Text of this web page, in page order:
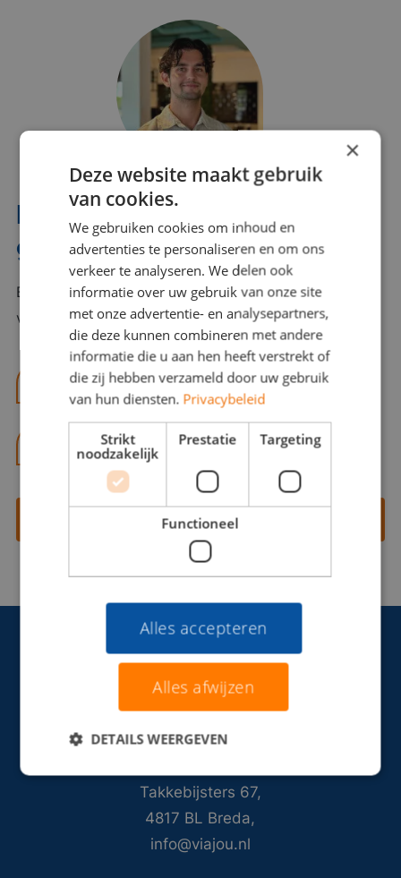
Interesse? Benno helpt je
graag verder!
Bel of mail Benno met al jouw vragen. Benno staat
voor je klaar en helpt je graag!
benno@viajou.nl
06 13 28 62 71
Contact opnemen
Takkebijsters 67,
4817 BL Breda,
info@viajou.nl
×
Deze website maakt gebruik
van cookies.
We gebruiken cookies om inhoud en
advertenties te personaliseren en om ons
verkeer te analyseren. We delen ook
informatie over uw gebruik van onze site
met onze advertentie- en analysepartners,
die deze kunnen combineren met andere
informatie die u aan hen heeft verstrekt of
die zij hebben verzameld door uw gebruik
van hun diensten. Privacybeleid
Strikt
noodzakelijk
Prestatie Targeting
Functioneel
Alles accepteren
Alles afwijzen
DETAILS WEERGEVEN